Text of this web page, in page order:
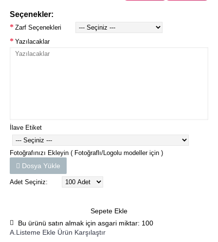
Seçenekler:
Zarf Seçenekleri
Yazılacaklar
İlave Etiket
Fotoğrafınızı Ekleyin ( Fotoğraflı/Logolu modeller için )
Dosya Yükle
Adet Seçiniz:
Sepete Ekle
Bu ürünü satın almak için asgari miktar: 100
A.Listeme Ekle Ürün Karşılaştır